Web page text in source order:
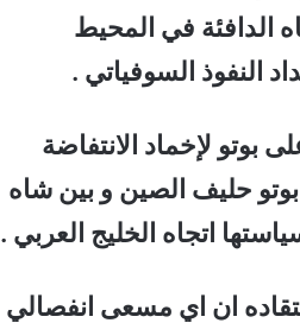
الدافئة في المحيط
النفوذ السوفياتي .
لإخماد الانتفاضة
حليف الصين و بين شاه
اتجاه الخليج العربي .
ان اي مسعى انفصالي